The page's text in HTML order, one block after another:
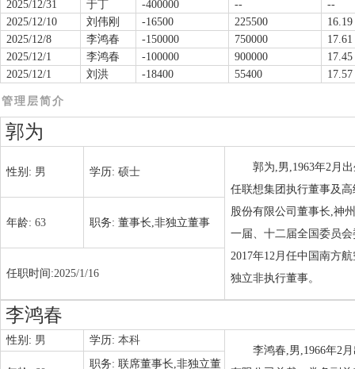
2025/12/31
于丁 -400000 --
--
2025/12/10
刘伟刚 -16500 225500
16.19
2025/12/8
李鸿春 -150000 750000
17.61
2025/12/1
李鸿春 -100000 900000
17.45
2025/12/1
刘洪 -18400 55400 17.57
管理层简介
郭为
性别: 男 学历: 硕士
郭为,男,1963年2月
任联想集团执行董事及
股份有限公司董事长,神
一届、十二届全国委员
2017年12月任中国南方
独立非执行董事。
年龄: 63 职务: 董事长,非独立董事
任职时间:2025/1/16
李鸿春
性别: 男 学历: 本科
李鸿春,男,1966年2
职务: 联席董事长,非独立董